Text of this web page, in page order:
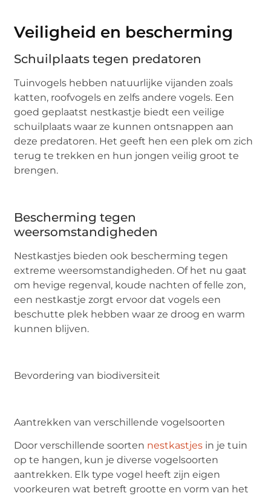
Veiligheid en bescherming
Schuilplaats tegen predatoren
Tuinvogels hebben natuurlijke vijanden zoals
katten, roofvogels en zelfs andere vogels. Een
goed geplaatst nestkastje biedt een veilige
schuilplaats waar ze kunnen ontsnappen aan
deze predatoren. Het geeft hen een plek om zich
terug te trekken en hun jongen veilig groot te
brengen.
Bescherming tegen
weersomstandigheden
Nestkastjes bieden ook bescherming tegen
extreme weersomstandigheden. Of het nu gaat
om hevige regenval, koude nachten of felle zon,
een nestkastje zorgt ervoor dat vogels een
beschutte plek hebben waar ze droog en warm
kunnen blijven.
Bevordering van biodiversiteit
Aantrekken van verschillende vogelsoorten
Door verschillende soorten nestkastjes in je tuin
op te hangen, kun je diverse vogelsoorten
aantrekken. Elk type vogel heeft zijn eigen
voorkeuren wat betreft grootte en vorm van het